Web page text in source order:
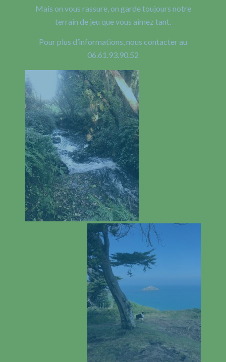
Mais on vous rassure, on garde toujours notre
terrain de jeu que vous aimez tant.
Pour plus d’informations, nous contacter au
06.61.93.90.52